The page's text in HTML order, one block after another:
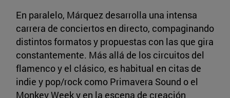
En paralelo, Márquez desarrolla una intensa
carrera de conciertos en directo, compaginando
distintos formatos y propuestas con las que gira
constantemente. Más allá de los circuitos del
flamenco y el clásico, es habitual en citas de
indie y pop/rock como Primavera Sound o el
Monkey Week y en la escena de creación